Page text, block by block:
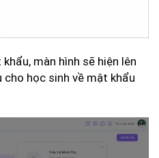
màn hình sẽ hiện lên
học sinh về mật khẩu